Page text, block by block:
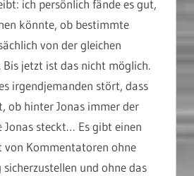
ich persönlich fände es gut,
könnte, ob bestimmte
von der gleichen
Bis jetzt ist das nicht möglich.
irgendjemanden stört, dass
ob hinter Jonas immer der
Jonas steckt… Es gibt einen
von Kommentatoren ohne
und ohne das